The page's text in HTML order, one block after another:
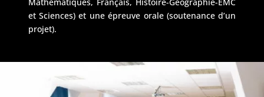
Mathématiques, Français, Histoire-Géographie-EMC
et Sciences) et une épreuve orale (soutenance d’un
projet).